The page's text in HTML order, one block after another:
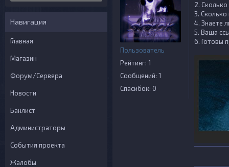
Навигация
Главная
Магазин
Форум/Сервера
Новости
Банлист
Администраторы
События проекта
Жалобы
Пользователь
Рейтинг: 1
Сообщений: 1
Спасибок: 0
2.
3. Сколько
4. Знаете
5. Ваша
6. Готовы